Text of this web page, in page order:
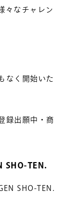
々なチャレン
なく開始いた
録出願中・商
TEN.
SHO-TEN.